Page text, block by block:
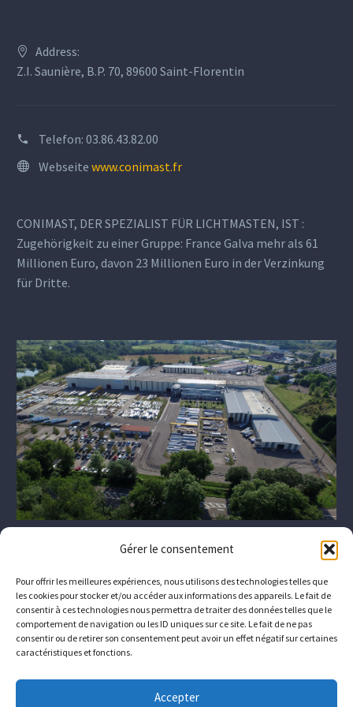
Gérer le consentement
Pour offrir les meilleures expériences, nous utilisons des technologies telles que
les cookies pour stocker et/ou accéder aux informations des appareils. Le fait de
consentir à ces technologies nous permettra de traiter des données telles que le
comportement de navigation ou les ID uniques sur ce site. Le fait de ne pas
consentir ou de retirer son consentement peut avoir un effet négatif sur certaines
caractéristiques et fonctions.
Accepter
Address:
Z.I. Saunière, B.P. 70, 89600 Saint-Florentin
Telefon: 03.86.43.82.00
Webseite www.conimast.fr
CONIMAST, DER SPEZIALIST FÜR LICHTMASTEN, IST :
Zugehörigkeit zu einer Gruppe: France Galva mehr als 61
Millionen Euro, davon 23 Millionen Euro in der Verzinkung
für Dritte.